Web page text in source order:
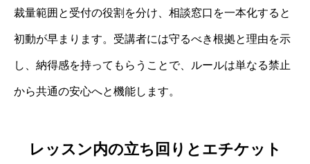
裁量範囲と受付の役割を分け、相談窓口を一本化すると
初動が早まります。受講者には守るべき根拠と理由を示
し、納得感を持ってもらうことで、ルールは単なる禁止
から共通の安心へと機能します。
レッスン内の立ち回りとエチケット